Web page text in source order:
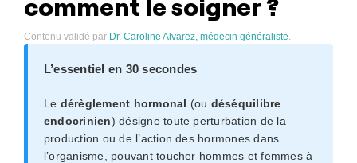
comment le soigner ?
Contenu validé par Dr. Caroline Alvarez, médecin généraliste.
L’essentiel en 30 secondes
Le dérèglement hormonal (ou déséquilibre
endocrinien) désigne toute perturbation de la
production ou de l’action des hormones dans
l’organisme, pouvant toucher hommes et femmes à